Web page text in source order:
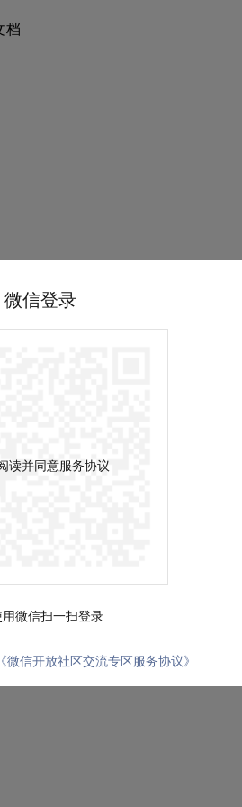
档
微信登录
读并同意服务协议
微信扫一扫登录
《微信开放社区交流专区服务协议》